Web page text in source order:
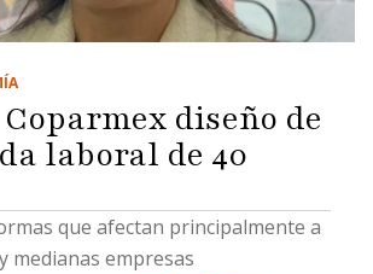
diseño de
laboral de 40
que afectan principalmente a
medianas empresas